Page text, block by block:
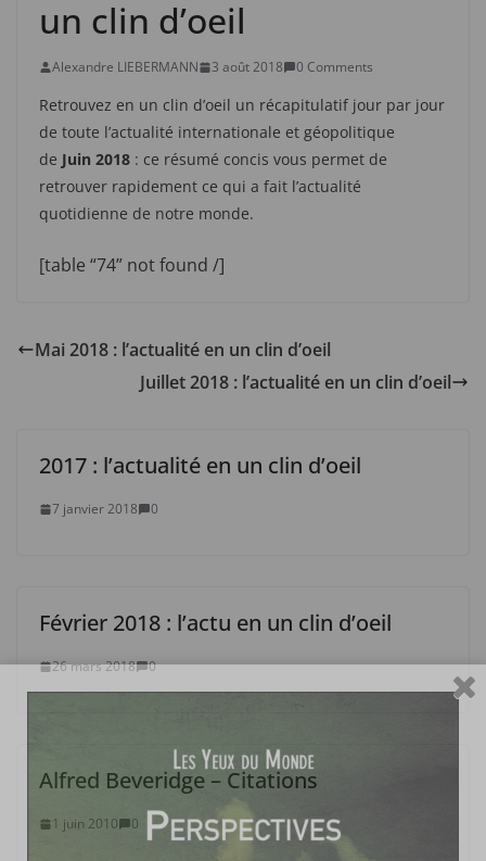
un clin d’oeil
Alexandre LIEBERMANN 3 août 2018 0 Comments
Retrouvez en un clin d’oeil un récapitulatif jour par jour
de toute l’actualité internationale et géopolitique
de Juin 2018 : ce résumé concis vous permet de
retrouver rapidement ce qui a fait l’actualité
quotidienne de notre monde.
[table “74” not found /]
Mai 2018 : l’actualité en un clin d’oeil
Juillet 2018 : l’actualité en un clin d’oeil
2017 : l’actualité en un clin d’oeil
7 janvier 2018 0
Février 2018 : l’actu en un clin d’oeil
26 mars 2018 0
Alfred Beveridge – Citations
1 juin 2010 0